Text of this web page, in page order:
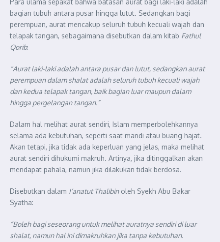
Para ulama sepakat bahwa batasan aurat bagi laki-laki adalah
bagian tubuh antara pusar hingga lutut. Sedangkan bagi
perempuan, aurat mencakup seluruh tubuh kecuali wajah dan
telapak tangan, sebagaimana disebutkan dalam kitab Fathul
Qorib:
“Aurat laki-laki adalah antara pusar dan lutut, sedangkan aurat
perempuan dalam shalat adalah seluruh tubuh kecuali wajah
dan kedua telapak tangan, baik bagian luar maupun dalam
hingga pergelangan tangan.”
Dalam hal melihat aurat sendiri, Islam memperbolehkannya
selama ada kebutuhan, seperti saat mandi atau buang hajat.
Akan tetapi, jika tidak ada keperluan yang jelas, maka melihat
aurat sendiri dihukumi makruh. Artinya, jika ditinggalkan akan
mendapat pahala, namun jika dilakukan tidak berdosa.
Disebutkan dalam I’anatut Thalibinoleh Syekh Abu Bakar
Syatha:
“Boleh bagi seseorang untuk melihat auratnya sendiri di luar
shalat, namun hal ini dimakruhkan jika tanpa kebutuhan.